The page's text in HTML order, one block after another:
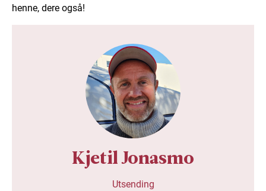
henne, dere også!
Kjetil Jonasmo
Utsending